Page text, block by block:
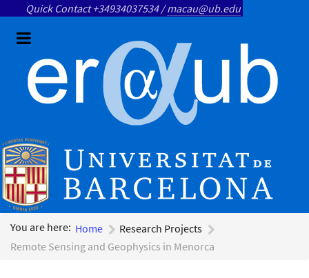
Quick Contact +34934037534 /macau@ub.edu
You are here: Home
Research Projects
Remote Sensing and Geophysics in Menorca